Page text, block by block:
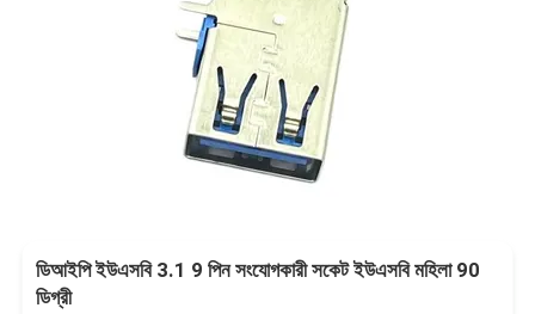
ডিআইপি ইউএসবি 3.1 9 পিন সংযোগকারী সকেট ইউএসবি মহিলা 90
ডিগ্রী